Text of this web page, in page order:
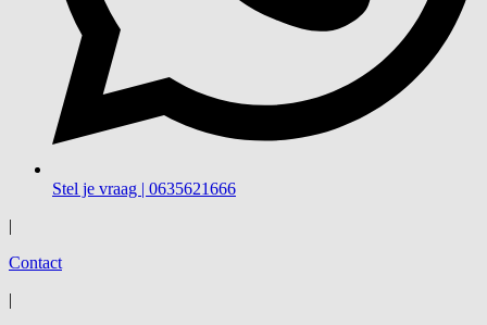
Stel je vraag | 0635621666
|
Contact
|